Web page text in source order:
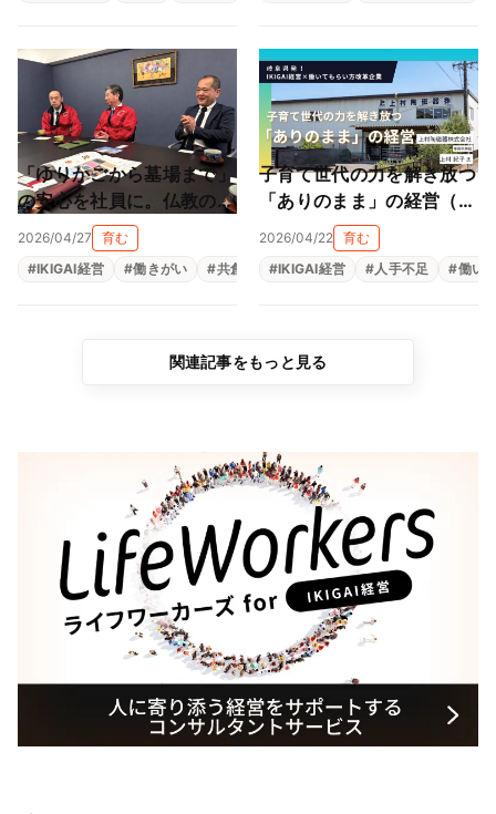
「ゆりかごから墓場まで」
の安心を社員に。仏教の教
えと親心が育む「共にあ
る」経営（尾張陸運株式会
社）
2026/04/27
育む
#IKIGAI経営 #働きがい #共創 #生きがい 福利厚生 組織改革
子育て世代の力を解き放つ
「ありのまま」の経営（上
村陶磁器株式会社）
2026/04/22 育む
#IKIGAI経営 #人手不足 #働い
関連記事をもっと見る